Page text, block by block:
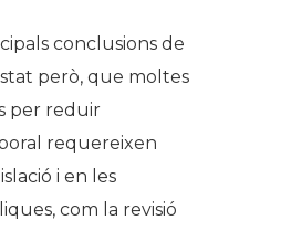
conclusions de
però, que moltes
per reduir
requereixen
i en les
com la revisió